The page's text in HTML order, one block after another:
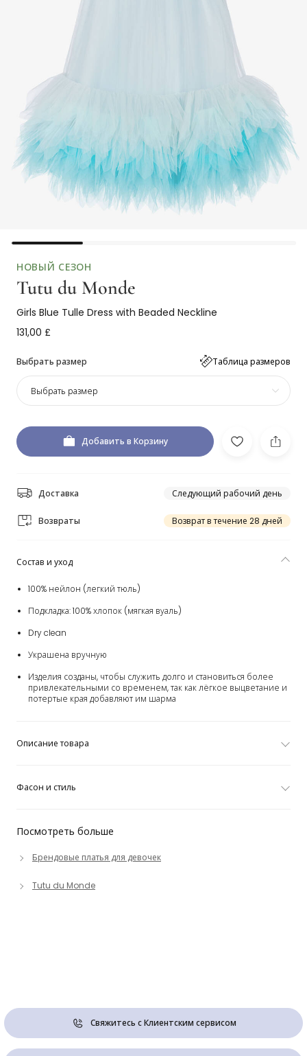
НОВЫЙ СЕЗОН
Tutu du Monde
Girls Blue Tulle Dress with Beaded Neckline
131,00 £
Выбрать размер Таблица размеров
Выбрать размер
Добавить в Корзину
Доставка Следующий рабочий день
Возвраты Возврат в течение 28 дней
Посмотреть больше
Брендовые платья для девочек
Tutu du Monde
Состав и уход
100% нейлон (легкий тюль)
Подкладка: 100% хлопок (мягкая вуаль)
Dry clean
Украшена вручную
Изделия созданы, чтобы служить долго и становиться более
привлекательными со временем, так как лёгкое выцветание и
потертые края добавляют им шарма
Описание товара
Фасон и стиль
Свяжитесь с Клиентским сервисом